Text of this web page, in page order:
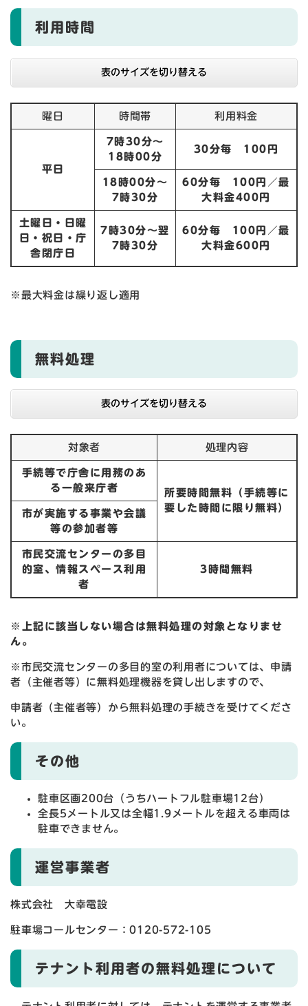
利用時間
表のサイズを切り替える
曜日 時間帯 利用料金
平日
7時30分～
18時00分
30分毎 100円
18時00分～
7時30分
60分毎 100円／最
大料金400円
土曜日・日曜
日・祝日・庁
舎閉庁日
7時30分～翌
7時30分
60分毎 100円／最
大料金600円
※最大料金は繰り返し適用
無料処理
表のサイズを切り替える
対象者 処理内容
手続等で庁舎に用務のあ
る一般来庁者
所要時間無料（手続等に
要した時間に限り無料）
市が実施する事業や会議
等の参加者等
市民交流センターの多目
的室、情報スペース利用
者
3時間無料
※上記に該当しない場合は無料処理の対象となりませ
ん。
※市民交流センターの多目的室の利用者については、申請
者（主催者等）に無料処理機器を貸し出しますので、
申請者（主催者等）から無料処理の手続きを受けてくださ
い。
その他
駐車区画200台（うちハートフル駐車場12台）
全長5メートル又は全幅1.9メートルを超える車両は
駐車できません。
運営事業者
株式会社 大幸電設
駐車場コールセンター：0120-572-105
テナント利用者の無料処理について